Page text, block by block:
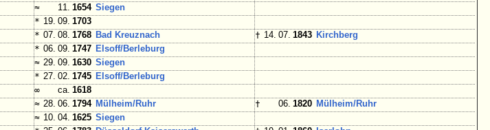
≈ 11. 1654 Siegen
* 19. 09. 1703
* 07. 08. 1768 Bad Kreuznach † 14. 07. 1843 Kirchberg
* 06. 09. 1747 Elsoff/Berleburg
≈ 29. 09. 1630 Siegen
* 27. 02. 1745 Elsoff/Berleburg
∞ ca. 1618
≈ 28. 06. 1794 Mülheim/Ruhr † 06. 1820 Mülheim/Ruhr
≈ 10. 04. 1625 Siegen